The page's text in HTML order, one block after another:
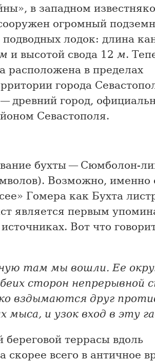
в западном
огромный
лодок: длина
м и высотой свода 12 м.
расположена в пределах
города
— древний город,
Севастополя.
бухты — Сюмболон-
Возможно, именно
Гомера как Бухта
является первым
Вот что
там мы вошли. Ее
сторон непрерывной
вздымаются друг
мыса, и узок вход в эту
террасы вдоль
всего в античное